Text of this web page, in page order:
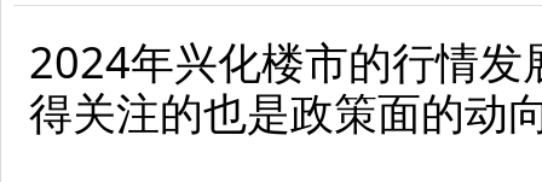
2024年兴化楼市的行情
得关注的也是政策面的动